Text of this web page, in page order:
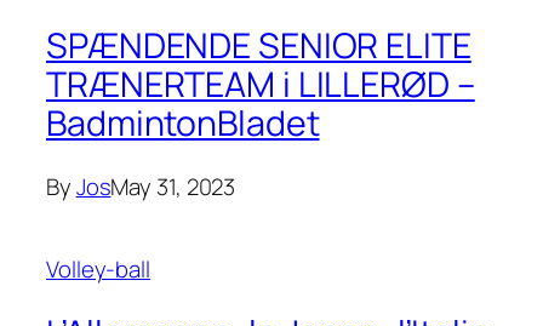
SPÆNDENDE SENIOR ELITE
TRÆNERTEAM i LILLERØD –
BadmintonBladet
ByJosMay 31, 2023
Volley-ball